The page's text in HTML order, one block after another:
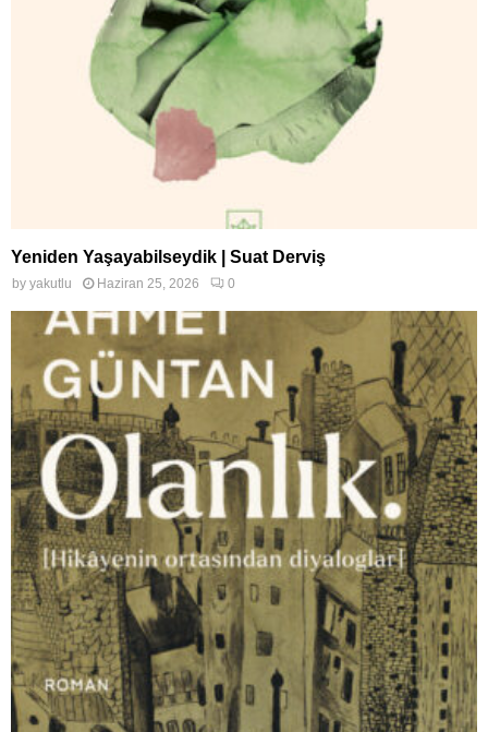
Yeniden Yaşayabilseydik | Suat Derviş
by yakutlu Haziran 25, 2026 0